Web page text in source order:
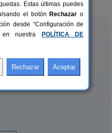
Estas últimas puedes
el botón Rechazar o
desde “Configuración de
en nuestra
POLÍTICA DE